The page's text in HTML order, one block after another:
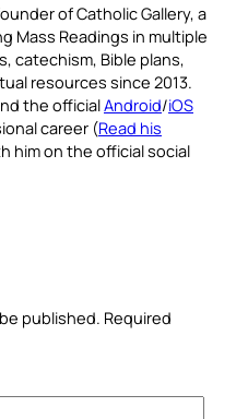
of Catholic Gallery, a
Mass Readings in multiple
catechism, Bible plans,
resources since 2013.
the officialAndroid/iOS
career (Read his
him on the official social
published. Required